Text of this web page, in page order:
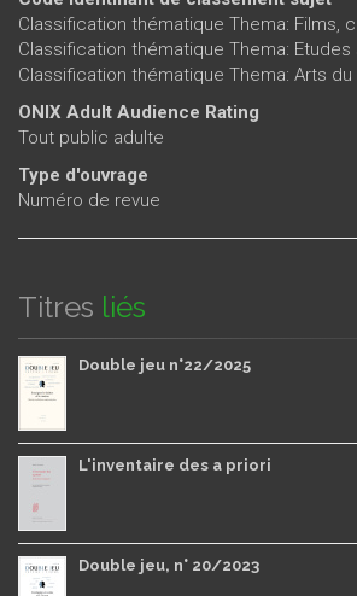
Classification thématique Thema: Films,
Classification thématique Thema:
Classification thématique Thema: Arts
ONIX Adult Audience Rating
Tout public adulte
Type d'ouvrage
Numéro de revue
Titres liés
Double jeu n°22/2025
L'inventaire des a priori
Double jeu, n° 20/2023